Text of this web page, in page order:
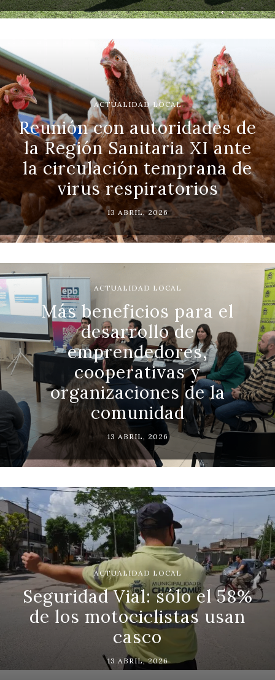
ACTUALIDAD LOCAL
Reunión con autoridades de
la Región Sanitaria XI ante
la circulación temprana de
virus respiratorios
13 ABRIL, 2026
ACTUALIDAD LOCAL
Más beneficios para el
desarrollo de
emprendedores,
cooperativas y
organizaciones de la
comunidad
13 ABRIL, 2026
ACTUALIDAD LOCAL
Seguridad Vial: sólo el 58%
de los motociclistas usan
casco
13 ABRIL, 2026